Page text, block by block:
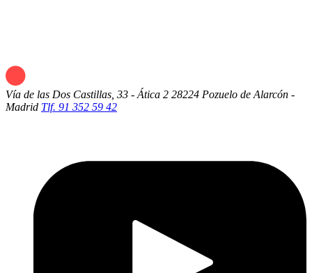
Vía de las Dos Castillas, 33 - Ática 2 28224 Pozuelo de Alarcón -
Madrid Tlf. 91 352 59 42